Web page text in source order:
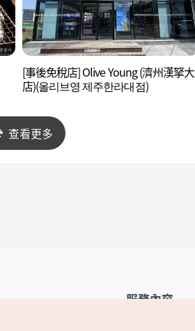
[事後免稅店] Olive Young (濟州漢拏大
店)(올리브영 제주한라대점)
查看更多
服務內容